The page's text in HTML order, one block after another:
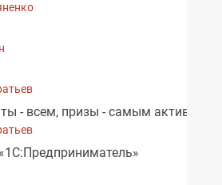
- всем, призы - самым активным